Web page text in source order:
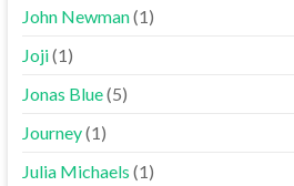
John Newman(1)
Joji(1)
Jonas Blue(5)
Journey(1)
Julia Michaels (1)